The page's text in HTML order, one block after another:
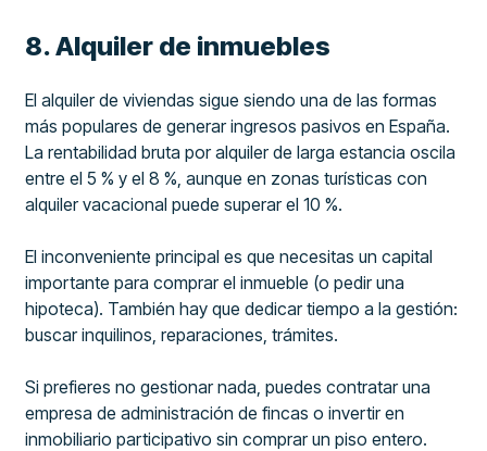
8. Alquiler de inmuebles
El alquiler de viviendas sigue siendo una de las formas
más populares de generar ingresos pasivos en España.
La rentabilidad bruta por alquiler de larga estancia oscila
entre el 5 % y el 8 %, aunque en zonas turísticas con
alquiler vacacional puede superar el 10 %.
El inconveniente principal es que necesitas un capital
importante para comprar el inmueble (o pedir una
hipoteca). También hay que dedicar tiempo a la gestión:
buscar inquilinos, reparaciones, trámites.
Si prefieres no gestionar nada, puedes contratar una
empresa de administración de fincas o invertir en
inmobiliario participativo sin comprar un piso entero.